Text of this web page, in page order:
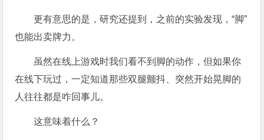
更有意思的是，研究还提到，之前的实验发现，“脚”
也能出卖牌力。
虽然在线上游戏时我们看不到脚的动作，但如果你
在线下玩过，一定知道那些双腿颤抖、突然开始晃脚的
人往往都是咋回事儿。
这意味着什么？